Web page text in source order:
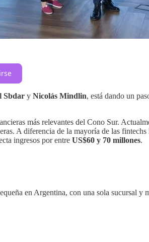
Sbdar y Nicolás Mindlin, está dando un
más relevantes del Cono Sur.
A diferencia de la mayoría de las
ingresos por entre US$60 y 70 millones.
en Argentina, con una sola sucursal y